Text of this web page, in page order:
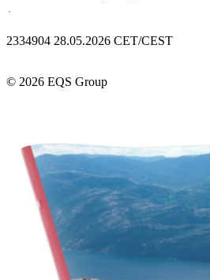
2334904 28.05.2026 CET/CEST
© 2026 EQS Group